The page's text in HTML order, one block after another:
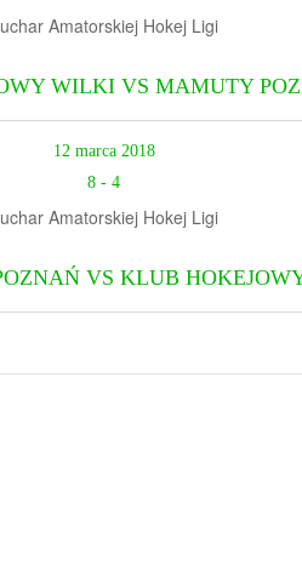
Amatorskiej Hokej Ligi
WILKI VS MAMUTY
12 marca 2018
8 -4
Amatorskiej Hokej Ligi
VS KLUB